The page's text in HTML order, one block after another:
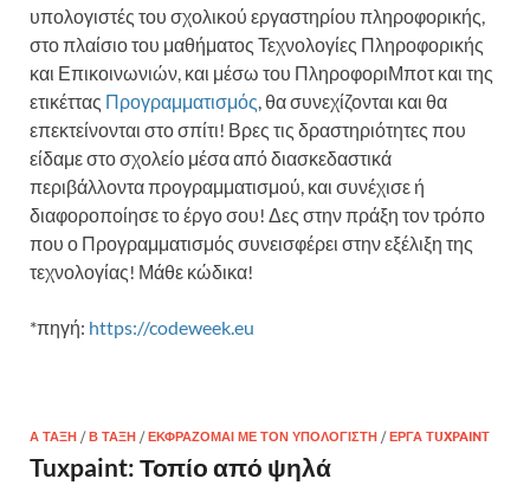
υπολογιστές του σχολικού εργαστηρίου πληροφορικής,
στο πλαίσιο του μαθήματος Τεχνολογίες Πληροφορικής
και Επικοινωνιών, και μέσω του ΠληροφοριΜποτ και της
ετικέττας Προγραμματισμός, θα συνεχίζονται και θα
επεκτείνονται στο σπίτι! Βρες τις δραστηριότητες που
είδαμε στο σχολείο μέσα από διασκεδαστικά
περιβάλλοντα προγραμματισμού, και συνέχισε ή
διαφοροποίησε το έργο σου! Δες στην πράξη τον τρόπο
που ο Προγραμματισμός συνεισφέρει στην εξέλιξη της
τεχνολογίας! Μάθε κώδικα!
*πηγή: https://codeweek.eu
Α ΤΆΞΗ /Β ΤΆΞΗ /ΕΚΦΡΆΖΟΜΑΙ ΜΕ ΤΟΝ ΥΠΟΛΟΓΙΣΤΉ /ΈΡΓΑ TUXPAINT
Tuxpaint: Τοπίο από ψηλά